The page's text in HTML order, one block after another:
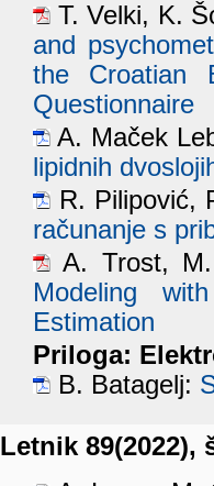
T. Velki, K.
and
the Croatian
Questionnaire
A. Maček
lipidnih
R. Pilipović,
računanje s
A. Trost,
Modeling
Estimation
Priloga:
B. Batagelj:
Letnik 89(2022),